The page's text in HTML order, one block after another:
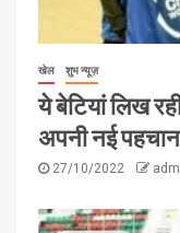
खेल शुभ न्यूज़
ये बेटियां लिख
अपनी नई पहचान
27/10/2022